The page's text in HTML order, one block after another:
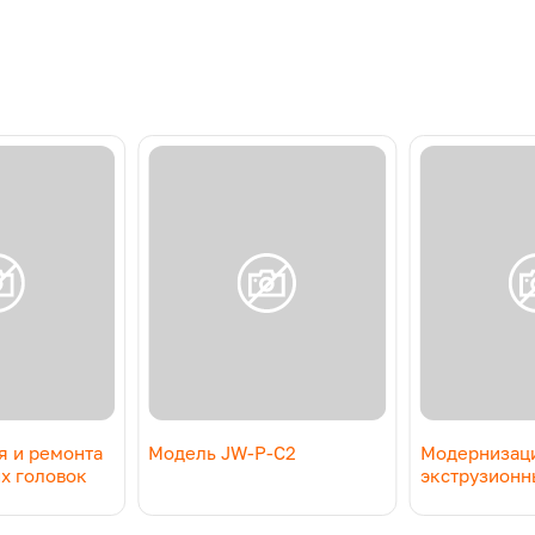
и ремонта
головок
Модель JW-P-C2